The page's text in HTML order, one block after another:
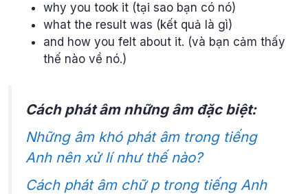
why you took it (tại sao bạn có nó)
what the result was (kết quả là gì)
and how you felt about it. (và bạn cảm thấy
thế nào về nó.)
Cách phát âm những âm đặc biệt:
Những âm khó phát âm trong tiếng
Anh nên xử lí như thế nào?
Cách phát âm chữ p trong tiếng Anh